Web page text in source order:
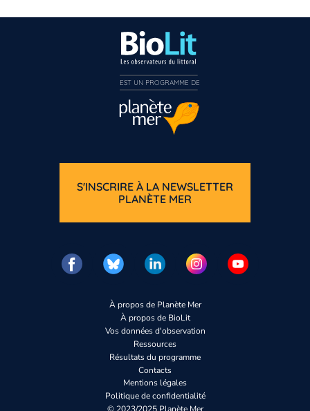
À propos de Planète Mer
À propos de BioLit
Vos données d'observation
Ressources
Résultats du programme
Contacts
Mentions légales
Politique de confidentialité
S'INSCRIRE À LA NEWSLETTER
PLANÈTE MER